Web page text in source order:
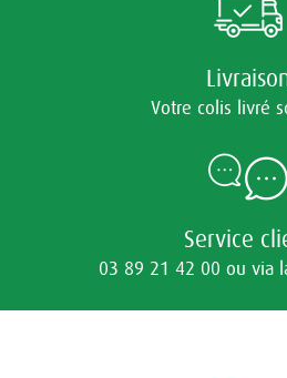
Votre colis livré
Service
03 89 21 42 00 ou via